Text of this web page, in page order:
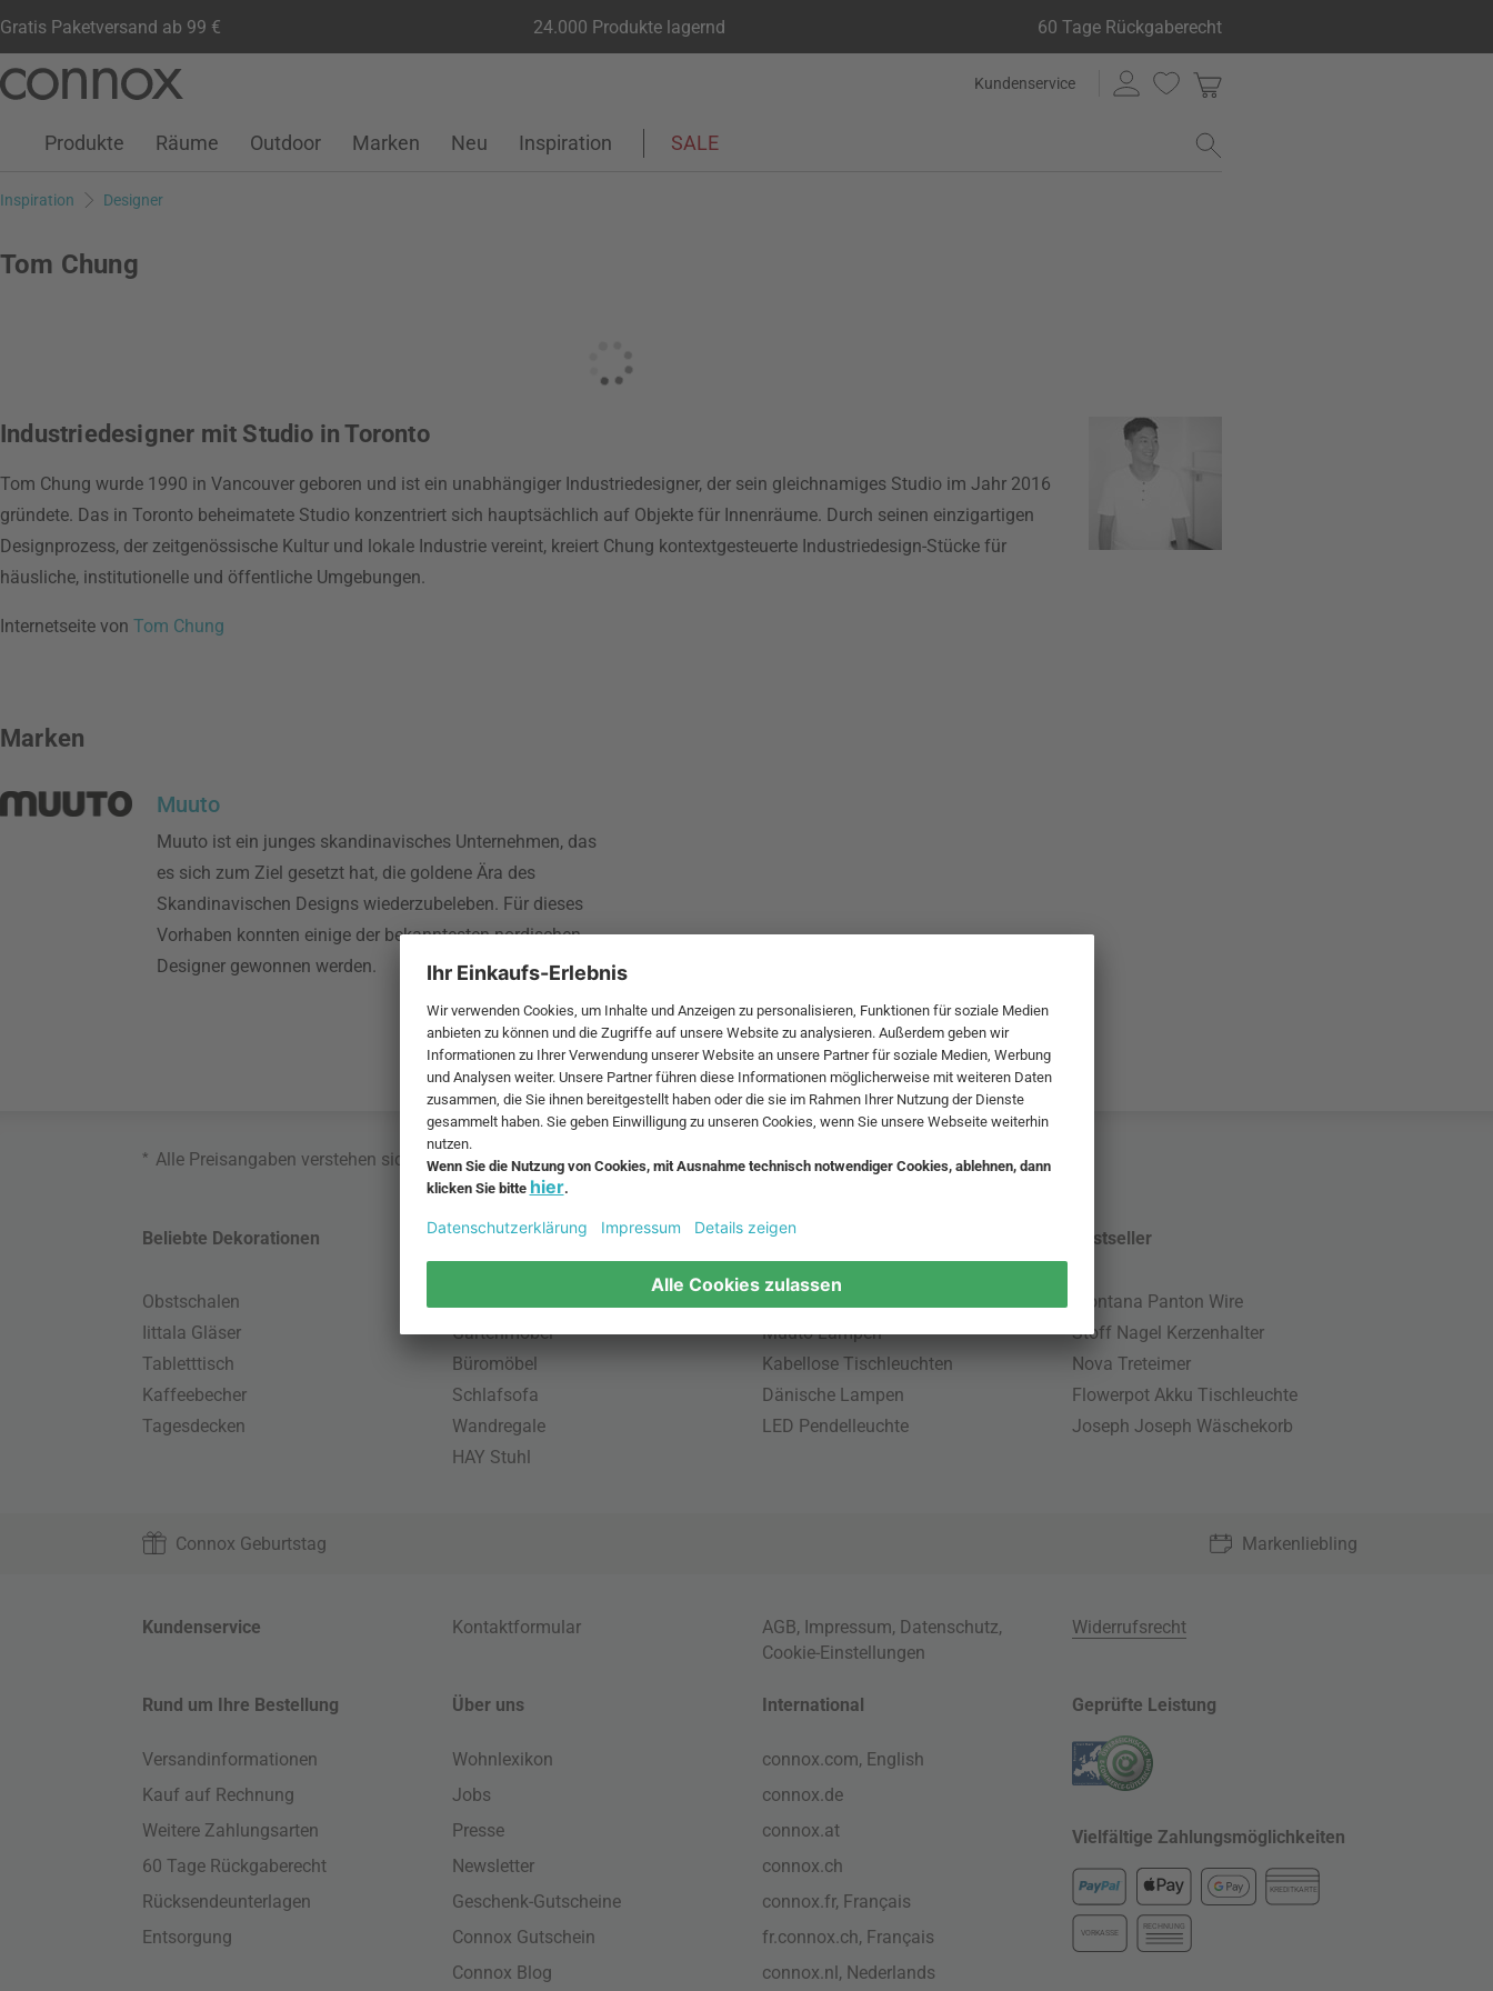
Gratis Paketversand ab 99 € 24.000 Produkte lagernd 60 Tage Rückgaberecht
Seiteninhalt
Suchfeld
Kundenservice
Kundenkonto
Wunschliste
Warenkorb
Produkte Räume Outdoor Marken Neu Inspiration SALE
Inspiration Designer
Tom Chung
Industriedesigner mit Studio in Toronto
Tom Chung wurde 1990 in Vancouver geboren und ist ein unabhängiger Industriedesigner, der sein gleichnamiges Studio im Jahr 2016
gründete. Das in Toronto beheimatete Studio konzentriert sich hauptsächlich auf Objekte für Innenräume. Durch seinen einzigartigen
Designprozess, der zeitgenössische Kultur und lokale Industrie vereint, kreiert Chung kontextgesteuerte Industriedesign-Stücke für
häusliche, institutionelle und öffentliche Umgebungen.
Internetseite von Tom Chung
Marken
Muuto
Muuto ist ein junges skandinavisches Unternehmen, das
es sich zum Ziel gesetzt hat, die goldene Ära des
Skandinavischen Designs wiederzubeleben. Für dieses
Vorhaben konnten einige der bekanntesten nordischen
Designer gewonnen werden.
* Alle Preisangaben verstehen sich inklusive MwSt. und zzgl.Versandkosten.
Beliebte Dekorationen
Obstschalen
Iittala Gläser
Tabletttisch
Kaffeebecher
Tagesdecken
Beliebte Möbel
Gartenmöbel
Büromöbel
Schlafsofa
Wandregale
HAY Stuhl
Beliebte Leuchten
Muuto Lampen
Kabellose Tischleuchten
Dänische Lampen
LED Pendelleuchte
Bestseller
Montana Panton Wire
Stoff Nagel Kerzenhalter
Nova Treteimer
Flowerpot Akku Tischleuchte
Joseph Joseph Wäschekorb
Connox Geburtstag Markenliebling
Kundenservice Kontaktformular AGB, Impressum, Datenschutz,
Cookie-Einstellungen
Widerrufsrecht
Rund um Ihre Bestellung
Versandinformationen
Kauf auf Rechnung
Weitere Zahlungsarten
60 Tage Rückgaberecht
Rücksendeunterlagen
Entsorgung
Über uns
Wohnlexikon
Jobs
Presse
Newsletter
Geschenk-Gutscheine
Connox Gutschein
Connox Blog
International
connox.com, English
connox.de
connox.at
connox.ch
connox.fr, Français
fr.connox.ch, Français
connox.nl, Nederlands
Geprüfte Leistung
Vielfältige Zahlungsmöglichkeiten
KREDITKARTE
VORKASSE
RECHNUNG